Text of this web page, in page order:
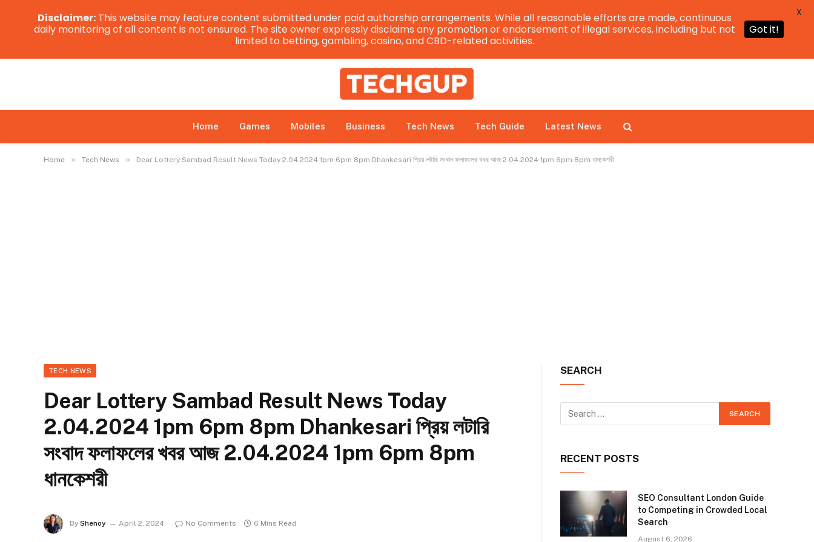
Home Games Mobiles Business Tech News Tech Guide Latest News
Home » Tech News » Dear Lottery Sambad Result News Today 2.04.2024 1pm 6pm 8pm Dhankesari প্রিয় লটারি সংবাদ ফলাফলের খবর আজ 2.04.2024 1pm 6pm 8pm ধানকেশরী
TECH NEWS
Dear Lottery Sambad Result News Today
2.04.2024 1pm 6pm 8pm Dhankesari প্রিয় লটারি
সংবাদ ফলাফলের খবর আজ 2.04.2024 1pm 6pm 8pm
ধানকেশরী
By Shenoy April 2, 2024 No Comments 6 Mins Read
SEARCH
RECENT POSTS
SEO Consultant London Guide
to Competing in Crowded Local
Search
August 6, 2026
Disclaimer:This website may feature content submitted under paid authorship arrangements. While all reasonable efforts are made, continuous
daily monitoring of all content is not ensured. The site owner expressly disclaims any promotion or endorsement of illegal services, including but not
limited to betting, gambling, casino, and CBD-related activities.
Got it!
X